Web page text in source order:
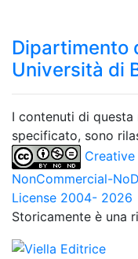
Dipartimento
Università di
I contenuti di
specificato, sono
NonCommercial-
License 2004- 2026
Storicamente è una